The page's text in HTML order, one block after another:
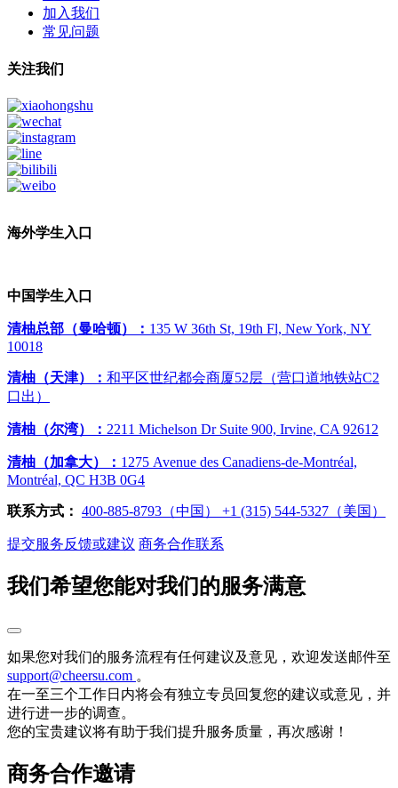
加入我们
常见问题
关注我们
海外学生入口
中国学生入口
清柚总部（曼哈顿）： 135 W 36th St, 19th Fl, New York, NY
10018
清柚（天津）： 和平区世纪都会商厦52层（营口道地铁站C2
口出）
清柚（尔湾）： 2211 Michelson Dr Suite 900, Irvine, CA 92612
清柚（加拿大）： 1275 Avenue des Canadiens-de-Montréal,
Montréal, QC H3B 0G4
联系方式： 400-885-8793（中国） ‭+1 (315) 544-5327（美国）
提交服务反馈或建议 商务合作联系
我们希望您能对我们的服务满意
如果您对我们的服务流程有任何建议及意见，欢迎发送邮件至
support@cheersu.com 。
在一至三个工作日内将会有独立专员回复您的建议或意见，并
进行进一步的调查。
您的宝贵建议将有助于我们提升服务质量，再次感谢！
商务合作邀请